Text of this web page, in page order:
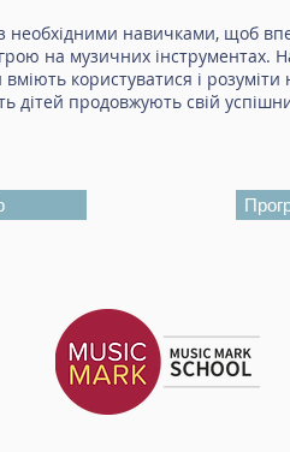
необхідними навичками, щоб
на музичних інструментах.
користуватися і
дітей продовжують свій